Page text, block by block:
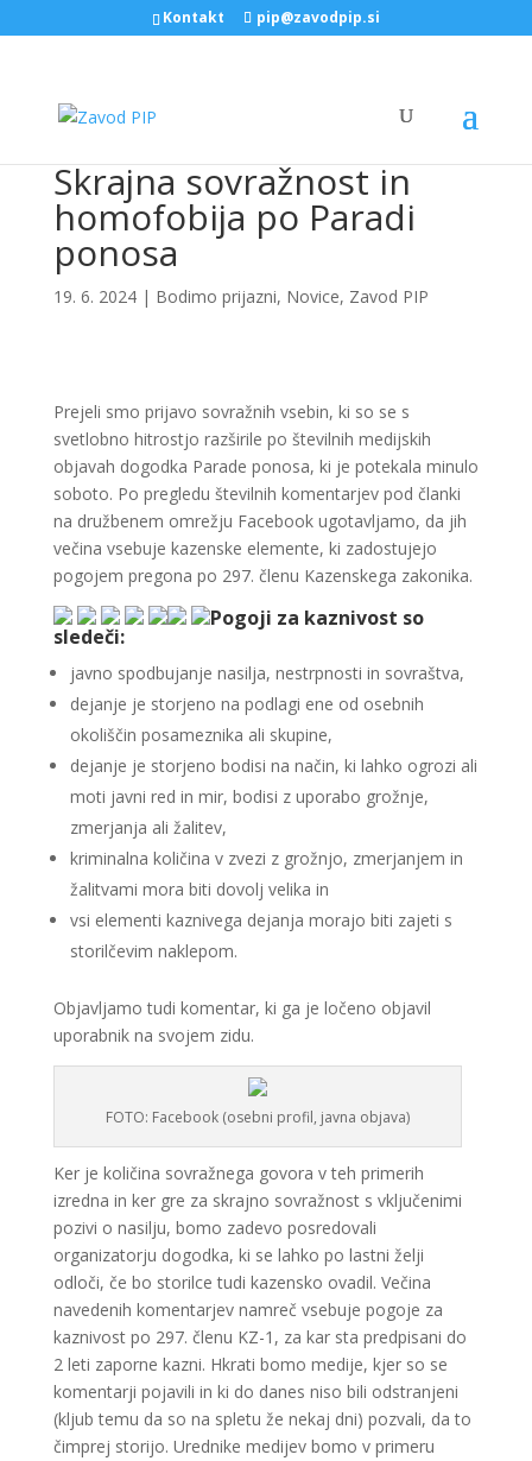
Kontakt pip@zavodpip.si
Skrajna sovražnost in
homofobija po Paradi
ponosa
19. 6. 2024| Bodimo prijazni, Novice, Zavod PIP
Prejeli smo prijavo sovražnih vsebin, ki so se s
svetlobno hitrostjo razširile po številnih medijskih
objavah dogodka Parade ponosa, ki je potekala minulo
soboto. Po pregledu številnih komentarjev pod članki
na družbenem omrežju Facebook ugotavljamo, da jih
večina vsebuje kazenske elemente, ki zadostujejo
pogojem pregona po 297. členu Kazenskega zakonika.
Pogoji za kaznivost so
sledeči:
javno spodbujanje nasilja, nestrpnosti in sovraštva,
dejanje je storjeno na podlagi ene od osebnih
okoliščin posameznika ali skupine,
dejanje je storjeno bodisi na način, ki lahko ogrozi ali
moti javni red in mir, bodisi z uporabo grožnje,
zmerjanja ali žalitev,
kriminalna količina v zvezi z grožnjo, zmerjanjem in
žalitvami mora biti dovolj velika in
vsi elementi kaznivega dejanja morajo biti zajeti s
storilčevim naklepom.
Objavljamo tudi komentar, ki ga je ločeno objavil
uporabnik na svojem zidu.
FOTO: Facebook (osebni profil, javna objava)
Ker je količina sovražnega govora v teh primerih
izredna in ker gre za skrajno sovražnost s vključenimi
pozivi o nasilju, bomo zadevo posredovali
organizatorju dogodka, ki se lahko po lastni želji
odloči, če bo storilce tudi kazensko ovadil. Večina
navedenih komentarjev namreč vsebuje pogoje za
kaznivost po 297. členu KZ-1, za kar sta predpisani do
2 leti zaporne kazni. Hkrati bomo medije, kjer so se
komentarji pojavili in ki do danes niso bili odstranjeni
(kljub temu da so na spletu že nekaj dni) pozvali, da to
čimprej storijo. Urednike medijev bomo v primeru